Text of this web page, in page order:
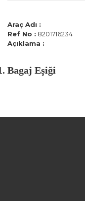
Araç Adı :
Ref No : 8201716234
Açıklama :
Bagaj Eşiği